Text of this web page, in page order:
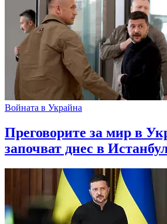
Войната в Украйна
Преговорите за мир в
започват днес в